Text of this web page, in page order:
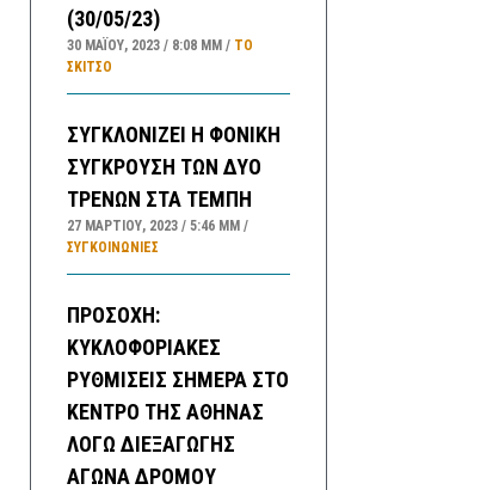
(30/05/23)
30 ΜΑΪ́ΟΥ, 2023 8:08 ΜΜ
ΤΟ
ΣΚΊΤΣΟ
ΣΥΓΚΛΟΝΙΖΕΙ Η ΦΟΝΙΚΗ
ΣΥΓΚΡΟΥΣΗ ΤΩΝ ΔΥΟ
ΤΡΕΝΩΝ ΣΤΑ ΤΕΜΠΗ
27 ΜΑΡΤΊΟΥ, 2023 5:46 ΜΜ
ΣΥΓΚΟΙΝΩΝΊΕΣ
ΠΡΟΣΟΧΗ:
ΚΥΚΛΟΦΟΡΙΑΚΕΣ
ΡΥΘΜΙΣΕΙΣ ΣΗΜΕΡΑ ΣΤΟ
ΚΕΝΤΡΟ ΤΗΣ ΑΘΗΝΑΣ
ΛΟΓΩ ΔΙΕΞΑΓΩΓΗΣ
ΑΓΩΝΑ ΔΡΟΜΟΥ